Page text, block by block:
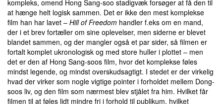
kompleks, omend Hong Sang-soo stadigvæk forsøger at få den til
at hænge helt logisk sammen. Det er ikke den mest komplekse
film han har lavet – Hill of Freedom handler f.eks om en mand,
der i et brev fortæller om sine oplevelser, men siderne er blevet
blandet sammen, og der mangler også et par sider, så filmen er
fortalt komplet ukronologisk og med store huller i plottet – men
det er den af Hong Sang-soos film, hvor det komplekse føles
mindst legende, og mindst overskudsagtigt. I stedet er der virkelig
hvad der virker som nogle vigtige pointer i forholdet mellem Dong-
soos liv, og den film som nærmest blev stjålet fra him. Hvilket får
filmen til at føles lidt mindre fri i forhold til publikum, hvilket